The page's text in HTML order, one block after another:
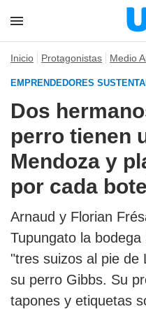
Inicio Protagonistas Medio
EMPRENDEDORES
Dos
perro tienen
Mendoza y
por cada
Arnaud y Florian
Tupungato la
"tres suizos al pie de
su perro Gibbs. Su
tapones y etiquetas